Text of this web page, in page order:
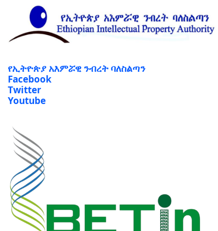
የኢትዮጵያ አእምሯዊ ንብረት ባለስልጣን
Facebook
Twitter
Youtube